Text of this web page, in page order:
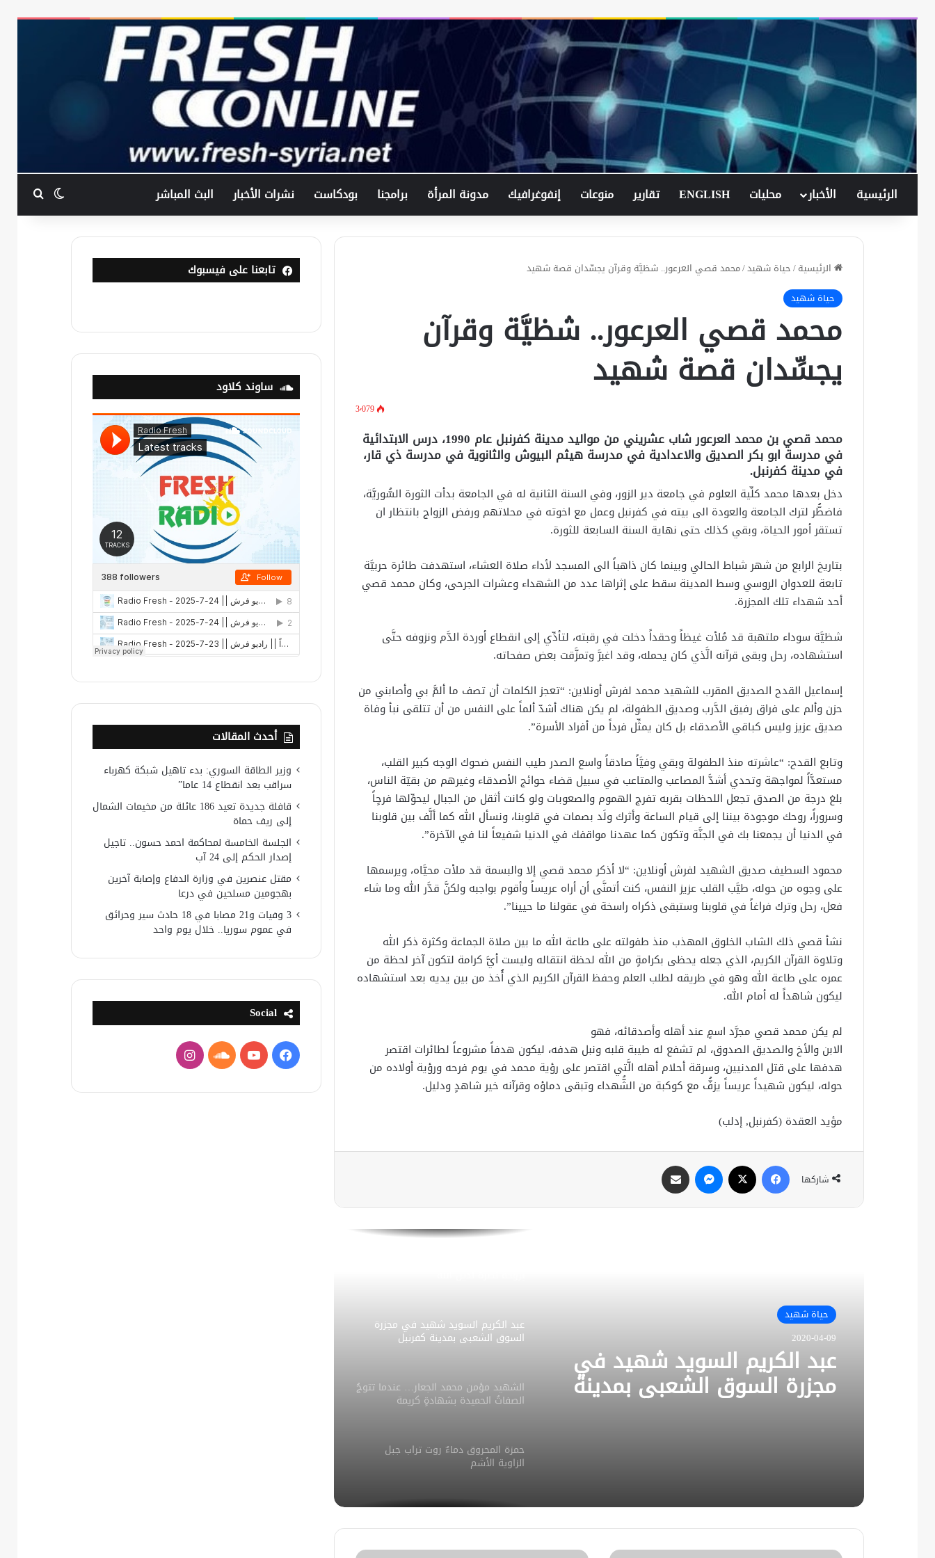
الرئيسية الأخبار محليات ENGLISH تقارير منوعات إنفوغرافيك مدونة المرأة برامجنا بودكاست نشرات الأخبار البث المباشر الوضعبحث
الرئيسية/حياة شهيد/محمد قصي العرعور.. شظيَّة وقرآن يجسِّدان قصة شهيد
حياة شهيد
محمد قصي العرعور.. شظيَّة وقرآن
يجسِّدان قصة شهيد
3٬079
محمد قصي بن محمد العرعور شاب عشريني من مواليد مدينة كفرنبل عام 1990، درس الابتدائية
في مدرسة ابو بكر الصديق والاعدادية في مدرسة هيثم البيوش والثانوية في مدرسة ذي قار،
في مدينة كفرنبل.
دخل بعدها محمد كلِّية العلوم في جامعة دير الزور، وفي السنة الثانية له في الجامعة بدأت الثورة السُّوريَّة،
فاضطُّر لترك الجامعة والعودة الى بيته في كفرنبل وعمل مع اخوته في محلاتهم ورفض الزواج بانتظار ان
تستقر أمور الحياة، وبقي كذلك حتى نهاية السنة السابعة للثورة.
بتاريخ الرابع من شهر شباط الحالي وبينما كان ذاهباً الى المسجد لأداء صلاة العشاء، استهدفت طائرة حربيَّة
تابعة للعدوان الروسي وسط المدينة سقط على إثراها عدد من الشهداء وعشرات الجرحى، وكان محمد قصي
أحد شهداء تلك المجزرة.
شظيَّة سوداء ملتهبة قد مُلأت غيظاً وحقداً دخلت في رقبته، لتأدِّي إلى انقطاع أوردة الدَّم ونزوفه حتَّى
استشهاده، رحل وبقى قرآنه الَّذي كان يحمله، وقد اغبرَّ وتمزَّقت بعض صفحاته.
إسماعيل القدح الصديق المقرب للشهيد محمد لفرش أونلاين: “تعجز الكلمات أن تصف ما ألمَّ بي وأصابني من
حزن وألم على فراق رفيق الدَّرب وصديق الطفولة، لم يكن هناك أشدّ ألماً على النفس من أن تتلقى نبأ وفاة
صديق عزيز وليس كباقي الأصدقاء بل كان يمثِّل فرداً من أفراد الأسرة”.
وتابع القدح: “عاشرته منذ الطفولة وبقي وفيَّاً صادقاً واسع الصدر طيب النفس ضحوك الوجه كبير القلب،
مستعدَّاً لمواجهة وتحدي أشدَّ المصاعب والمتاعب في سبيل قضاء حوائج الأصدقاء وغيرهم من بقيّة الناس،
بلغ درجة من الصدق تجعل اللحظات بقربه تفرج الهموم والصعوبات ولو كانت أثقل من الجبال ليحوِّلها فرحٍاً
وسروراً، روحك موجودة بيننا إلى قيام الساعة وأثرك ولَد بصمات في قلوبنا، ونسأل الله كما ألَّف بين قلوبنا
في الدنيا أن يجمعنا بك في الجنَّة وتكون كما عهدنا مواقفك في الدنيا شفيعاً لنا في الآخرة”.
محمود السطيف صديق الشهيد لفرش أونلاين: “لا أذكر محمد قصي إلا والبسمة قد ملأت محيَّاه، ويرسمها
على وجوه من حوله، طيَّب القلب عزيز النفس، كنت أتمنَّى أن أراه عريساً وأقوم بواجبه ولكنَّ قدَّر الله وما شاء
فعل، رحل وترك فراغاً في قلوبنا وستبقى ذكراه راسخة في عقولنا ما حيينا”.
نشأ قصي ذلك الشاب الخلوق المهذب منذ طفولته على طاعة الله ما بين صلاة الجماعة وكثرة ذكر الله
وتلاوة القرآن الكريم، الذي جعله يحظى بكرامةٍ من الله لحظة انتقاله وليست أيَّ كرامة لتكون آخر لحظة من
عمره على طاعة الله وهو في طريقه لطلب العلم وحفظ القرآن الكريم الذي أُخذ من بين يديه بعد استشهاده
ليكون شاهداً له أمام الله.
لم يكن محمد قصي مجرَّد اسمٍ عند أهله وأصدقائه، فهو
الابن والأخ والصديق الصدوق، لم تشفع له طيبة قلبه ونبل هدفه، ليكون هدفاً مشروعاً لطائرات اقتصر
هدفها على قتل المدنيين، وسرقة أحلام أهله الَّتي اقتصر على رؤية محمد في يوم فرحه ورؤية أولاده من
حوله، ليكون شهيداً عريساً يزفُّ مع كوكبة من الشُّهداء وتبقى دماؤه وقرآنه خير شاهدٍ ودليل.
مؤيد العقدة (كفرنبل, إدلب)
شاركها
فيسبوك ماسنجر
حياة شهيد
2020-04-09
عبد الكريم السويد شهيد في
مجزرة السوق الشعبي بمدينة
كفرنبل
عبد الكريم السويد شهيد في مجزرة
السوق الشعبي بمدينة كفرنبل
الشهيد مؤمن محمد الجعار… عندما تتوجُ
الصفاتُ الحميدة بشهادةٍ كريمة
حمزة المحروق دماءٌ روت تراب جبل
الزاوية الأشم
عبد الحميد الإسماعيل “طاطيش”.. اسم
جمع حبّ الحياة وتضحياتِ الثورة
سعيد الموسى…عندما تبذل الروح مقابل
الواجب الإنساني
مخلص الرحال.. واحدٌ من آلاف السوريين
الذين قتلت أحلامهم على يد نظام
عن قلعة الثورة الأخيرة
ليترجل عن صهوة حصانه شهيداً
عبد الكريم السويد شهيد في مجزرة
السوق الشعبي بمدينة كفرنبل
الشهيد مؤمن محمد الجعار… عندما تتوجُ
الصفاتُ الحميدة بشهادةٍ كريمة
حمزة المحروق دماءٌ روت تراب جبل
الزاوية الأشم
عبد الحميد الإسماعيل “طاطيش”.. اسم
جمع حبّ الحياة وتضحياتِ الثورة
تابعنا على فيسبوك
ساوند كلاود
أحدث المقالات
وزير الطاقة السوري: بدء تاهيل شبكة كهرباء
سراقب بعد انقطاع 14 عاما”
قافلة جديدة تعيد 186 عائلة من مخيمات الشمال
إلى ريف حماة
الجلسة الخامسة لمحاكمة احمد حسون.. تاجيل
إصدار الحكم إلى 24 آب
مقتل عنصرين في وزارة الدفاع وإصابة آخرين
بهجومين مسلحين في درعا
3 وفيات و21 مصابا في 18 حادث سير وحرائق
في عموم سوريا.. خلال يوم واحد
Social
فيسبوكيوتيوبساوندانستقرام